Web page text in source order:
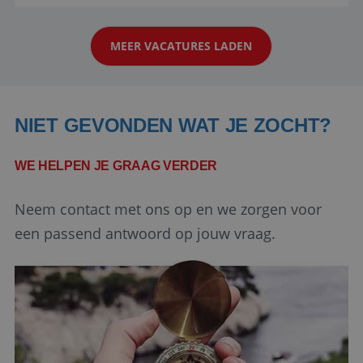
klanten te overtuigen om die droomreis te
boeken! ...
MEER VACATURES LADEN
NIET GEVONDEN WAT JE ZOCHT?
WE HELPEN JE GRAAG VERDER
Neem contact met ons op en we zorgen voor
een passend antwoord op jouw vraag.
Naam
Aanbieder/
Domein
PHPSESSID
PHP.net
Google Privacy Policy